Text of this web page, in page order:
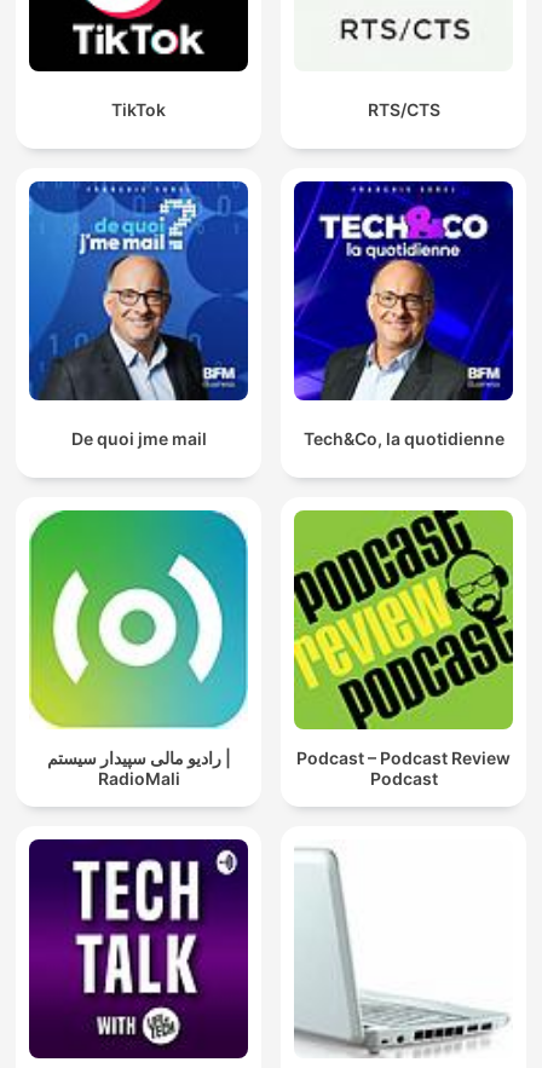
TikTok RTS/CTS
De quoi jme mail Tech&Co, la quotidienne
رادیو مالی سپیدار سیستم |
RadioMali
Podcast – Podcast Review
Podcast